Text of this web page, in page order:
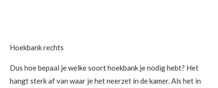
Hoekbank rechts
Dus hoe bepaal je welke soort hoekbank je nodig hebt? Het
hangt sterk af van waar je het neerzet in de kamer. Als het in